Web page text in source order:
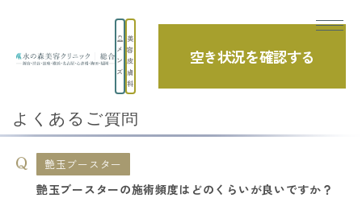
メ
ン
ズ
美
容
皮
膚
科
空き状況を確認する
TOP よくあるご質問
艶玉ブースター
艶玉ブースターの施術頻度はどのくらいが良...
よくあるご質問
艶玉ブースター
艶玉ブースターの施術頻度はどのくらいが良いですか？